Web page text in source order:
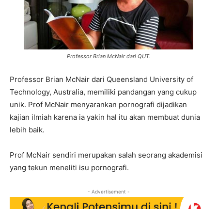
Professor Brian McNair dari QUT.
Professor Brian McNair dari Queensland University of
Technology, Australia, memiliki pandangan yang cukup
unik. Prof McNair menyarankan pornografi dijadikan
kajian ilmiah karena ia yakin hal itu akan membuat dunia
lebih baik.
Prof McNair sendiri merupakan salah seorang akademisi
yang tekun meneliti isu pornografi.
- Advertisement -